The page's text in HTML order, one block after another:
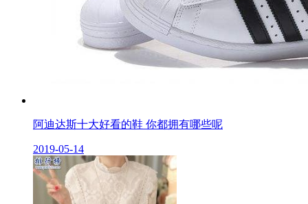
阿迪达斯十大好看的鞋 你都拥有哪些呢
2019-05-14